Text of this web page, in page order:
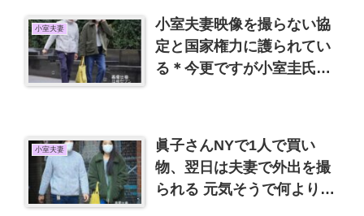
小室夫妻
小室夫妻映像を撮らない協
定と国家権力に護られてい
る＊今更ですが小室圭氏の
小室夫妻
眞子さんNYで1人で買い
物、翌日は夫妻で外出を撮
られる 元気そうで何よりで